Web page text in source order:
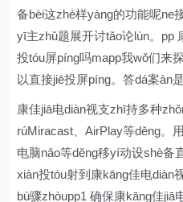
备bèi这zhè样yàng的功能呢ne
yī主zhǔ题展开讨tǎo论lùn。pp
投tóu屏píng吗mapp我wǒ们来
以直接jiē投屏píng。答dá案àn
康佳jiā电diàn视支zhī持多种
rúMiracast、AirPlay等děng。
电脑nǎo等děng移yí动设shè备
xiàn投tóu射到康kāng佳电diàn
bù骤zhòupp1 确保康kāng佳jiā